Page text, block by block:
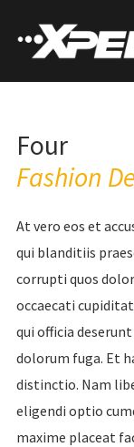
Four
Fashion
At vero eos et
qui blanditiis
corrupti quos
occaecati
qui officia
dolorum fuga. Et
distinctio. Nam
eligendi optio
maxime placeat